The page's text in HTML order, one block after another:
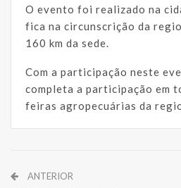
O evento foi realizado na
fica na circunscrição da
160 km da sede.
Com a participação neste
completa a participação em
feiras agropecuárias da
ANTERIOR